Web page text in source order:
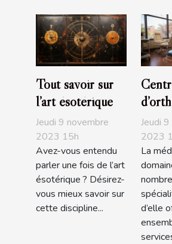
Tout savoir sur
l’art ésotérique
Jeudi 9 novembre
2023 15h
Avez-vous entendu
parler une fois de l’art
ésotérique ? Désirez-
vous mieux savoir sur
cette discipline...
de
Jeudi
2023
La
d’elle